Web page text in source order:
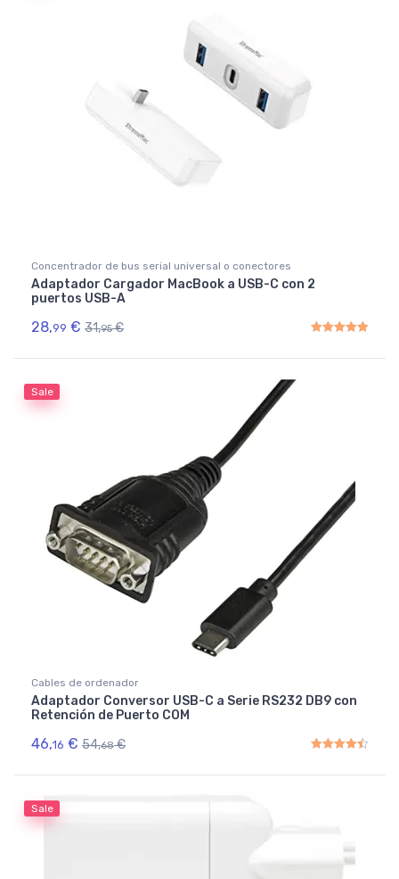
Concentrador de bus serial universal o conectores
Adaptador Cargador MacBook a USB-C con 2
puertos USB-A
28,99 € 31,95 €
Sale
Cables de ordenador
Adaptador Conversor USB-C a Serie RS232 DB9 con
Retención de Puerto COM
46,16 € 54,68 €
Sale